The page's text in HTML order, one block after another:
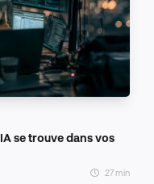
se trouve dans vos
27 min